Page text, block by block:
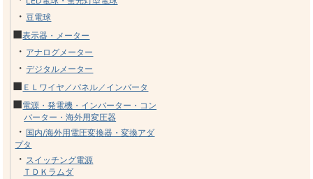
・豆電球
■表示器・メーター
・ アナログメーター
・デジタルメーター
■ ＥＬワイヤ／パネル／インバータ
■電源・発電機・インバーター・コン
バーター・海外用変圧器
・ 国内/海外用電圧変換器・変換アダ
プタ
・ スイッチング電源
ＴＤＫラムダ